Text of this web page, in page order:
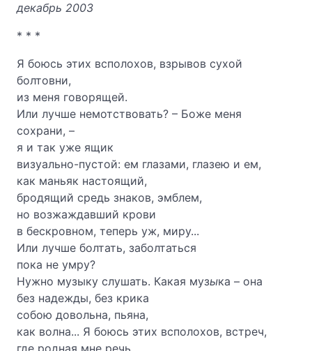
декабрь 2003
* * *
Я боюсь этих всполохов, взрывов сухой
болтовни,
из меня говорящей.
Или лучше немотствовать? – Боже меня
сохрани, –
я и так уже ящик
визуально-пустой: ем глазами, глазею и ем,
как маньяк настоящий,
бродящий средь знаков, эмблем,
но возжаждавший крови
в бескровном, теперь уж, миру...
Или лучше болтать, заболтаться
пока не умру?
Нужно музыку слушать. Какая музыка – она
без надежды, без крика
собою довольна, пьяна,
как волна... Я боюсь этих всполохов, встреч,
где родная мне речь